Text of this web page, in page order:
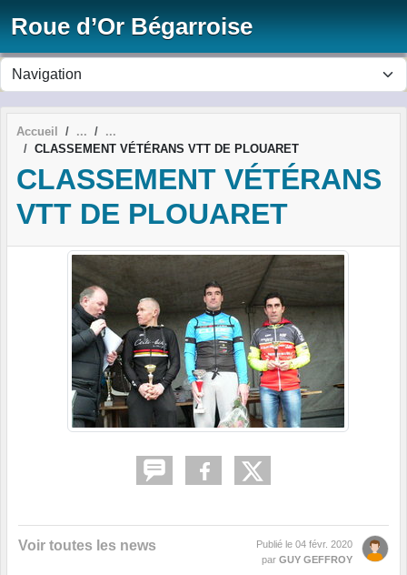
Roue d’Or Bégarroise
Accueil
CLASSEMENT VÉTÉRANS VTT DE PLOUARET
CLASSEMENT VÉTÉRANS
VTT DE PLOUARET
Voir toutes les news Publié le 04 févr. 2020
par GUY GEFFROY